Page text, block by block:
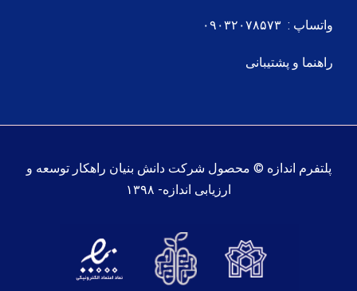
واتساپ : ۰۹۰۳۲۰۷۸۵۷۳
راهنما و پشتیبانی
پلتفرم اندازه © محصول شرکت دانش بنیان راهکار توسعه و
ارزیابی اندازه- ۱۳۹۸